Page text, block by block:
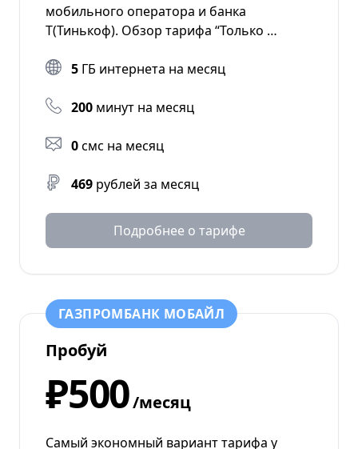
мобильного оператора и банка
Т(Тинькоф). Обзор тарифа “Только …
5 ГБ интернета на месяц
200 минут на месяц
0смс на месяц
469 рублей за месяц
Подробнее о тарифе
ГАЗПРОМБАНК МОБАЙЛ
Пробуй
₽500/месяц
Самый экономный вариант тарифа у